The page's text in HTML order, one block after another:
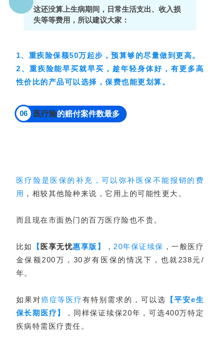
这还没算上生病期间，日常生活支出、收入损
失等等费用，所以建议大家：
1、重疾险保额50万起步，预算够的尽量做到更高。
2、重疾险能早买就早买，趁年轻身体好，有更多高
性价比的产品可以选择，保费也能更划算。
06 医疗险的赔付案件数最多
医疗险是医保的补充，可以弥补医保不能报销的费
用 ，相较其他险种来说，它用上的可能性更大。
而且现在市面热门的百万医疗险也不贵。
比如 【 医享无忧惠享版】 ， 20年保证续保 ，一般医疗
金保额200万，30岁有医保的情况下，也就238元/
年。
如果对癌症等医疗有特别需求的，可以选
【平安e生
保长期医疗】
，同样保证续保20年，可选400万特定
疾病特需医疗责任。